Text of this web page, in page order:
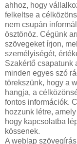
ahhoz, hogy
felkeltse a
nem csupán
ösztönöz. Cégünk
szövegeket írjon,
személyiségét,
Szakértő csapatunk
minden egyes szó
törekszünk, hogy a
hangja, a
fontos információk.
hozzunk létre,
hogy kapcsolatba
kössenek.
A weblap